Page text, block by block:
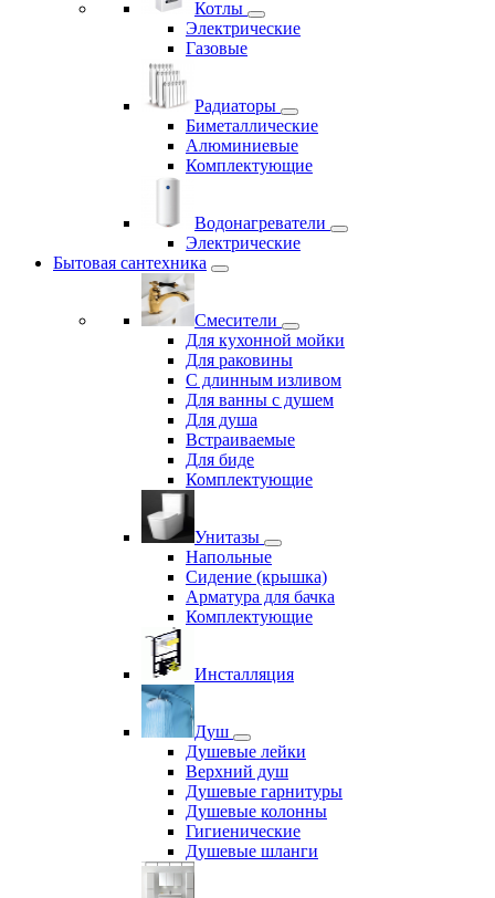
Котлы
Электрические
Газовые
Радиаторы
Биметаллические
Алюминиевые
Комплектующие
Водонагреватели
Электрические
Бытовая сантехника
Смесители
Для кухонной мойки
Для раковины
С длинным изливом
Для ванны с душем
Для душа
Встраиваемые
Для биде
Комплектующие
Унитазы
Напольные
Сидение (крышка)
Арматура для бачка
Комплектующие
Инсталляция
Душ
Душевые лейки
Верхний душ
Душевые гарнитуры
Душевые колонны
Гигиенические
Душевые шланги